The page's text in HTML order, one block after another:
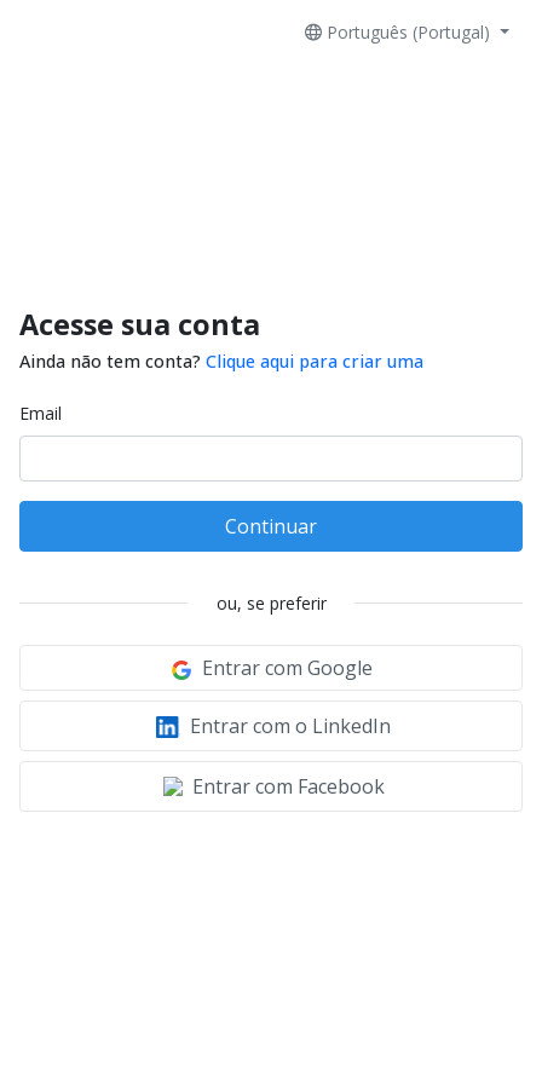
Português (Portugal)
Acesse sua conta
Ainda não tem conta? Clique aqui para criar uma
Email
Continuar
ou, se preferir
Entrar com Google
Entrar com o LinkedIn
Entrar com Facebook